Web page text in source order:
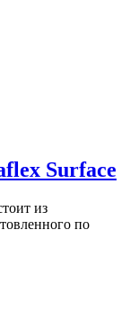
Surface
из
по